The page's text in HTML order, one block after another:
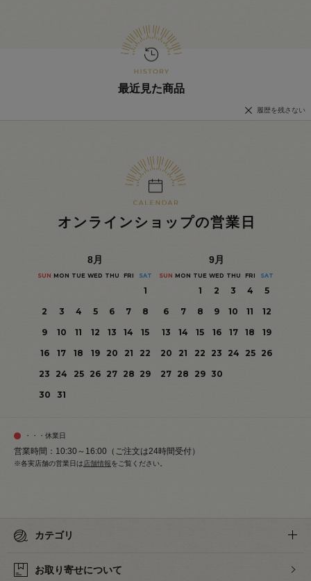
最近見た商品
履歴を残さない
オンラインショップの営業日
8月
SUN MON TUE WED THU FRI SAT
1
2
3 4 5 6 7
8
9
10 11 12 13 14
15
16
17 18 19 20 21
22
23
24 25 26 27 28 29
30
31
9月
SUN MON TUE WED THU FRI SAT
1 2 3 4
5
6
7 8 9 10 11
12
13
14 15 16 17 18
19
20
21 22 23 24 25
26
27 28 29 30
・・・休業日
営業時間：10:30～16:00（ご注文は24時間受付）
※各実店舗の営業日は 店舗情報をご覧ください。
カテゴリ
お取り寄せについて